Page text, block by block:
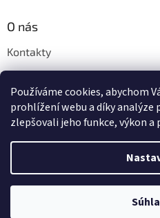
Používáme cookies, abychom
prohlížení webu a díky analýze
zlepšovali jeho funkce, výkon
O nás
Kontakty
Napíšte nám